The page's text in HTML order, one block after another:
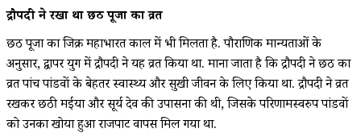
द्रौपदी ने रखा था छठ पूजा का व्रत
छठ पूजा का जिक्र महाभारत काल में भी मिलता है. पौराणिक मान्यताओं के
अनुसार, द्वापर युग में द्रौपदी ने यह व्रत किया था. माना जाता है कि द्रौपदी ने छठ का
व्रत पांच पांडवों के बेहतर स्वास्थ्य और सुखी जीवन के लिए किया था. द्रौपदी ने व्रत
रखकर छठी मईया और सूर्य देव की उपासना की थी, जिसके परिणामस्वरुप पांडवों
को उनका खोया हुआ राजपाट वापस मिल गया था.